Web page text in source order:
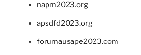
napm2023.org
apsdfd2023.org
forumausape2023.com